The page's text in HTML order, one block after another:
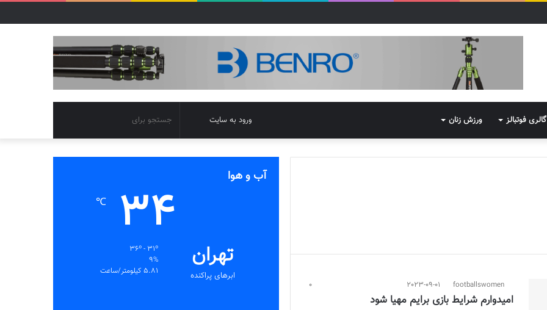
گالری فوتبالز ورزش زنان
برای
تغییر
پوسته
ورود به سایت
footballswomen
2023-09-01
0
امیدوارم شرایط بازی برایم مهیا شود
آب و هوا
تهران
ابرهای پراکنده
34
℃
9%
5.81 کیلومتر/ساعت